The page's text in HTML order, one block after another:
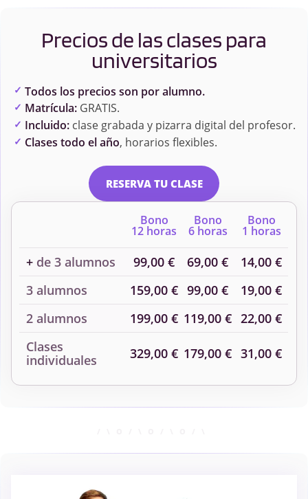
Química Física I:
Química Cuántica
Química Física II:
Espectroscopia y
Termodinámica
Química Física III:
Termodinámica
Química Física IV:
Cinética Química
Química General II Química Orgánica I
Química Orgánica III:
Síntesis Orgánica
Precios de las clases para
universitarios
Todos los precios son por alumno.
Matrícula:GRATIS.
Incluido:clase grabada y pizarra digital del profesor.
Clases todo el año, horarios flexibles.
RESERVA TU CLASE
Bono
12 horas
Bono
6 horas
Bono
1 horas
+ de 3 alumnos 99,00 € 69,00 €
14,00 €
3 alumnos
159,00 € 99,00 €
19,00 €
2 alumnos
199,00 € 119,00 € 22,00 €
Clases
individuales
329,00 € 179,00 € 31,00 €